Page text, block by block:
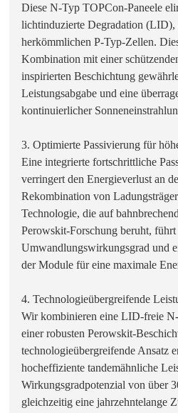
Diese N-Typ TOPCon-Paneele
lichtinduzierte Degradation (LID),
herkömmlichen P-Typ-Zellen.
Kombination mit einer
inspirierten Beschichtung
Leistungsabgabe und eine
kontinuierlicher
3. Optimierte Passivierung für
Eine integrierte fortschrittliche
verringert den Energieverlust an
Rekombination von
Technologie, die auf
Perowskit-Forschung beruht,
Umwandlungswirkungsgrad und
der Module für eine maximale
4. Technologieübergreifende
Wir kombinieren eine LID-freie
einer robusten Perowskit-
technologieübergreifende Ansatz
hocheffiziente tandemähnliche
Wirkungsgradpotenzial von über
gleichzeitig eine jahrzehntelange